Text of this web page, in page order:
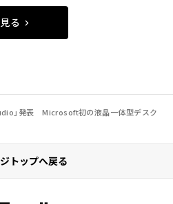
る
」発表 Microsoft初の液晶一体型デスク
トップへ戻る